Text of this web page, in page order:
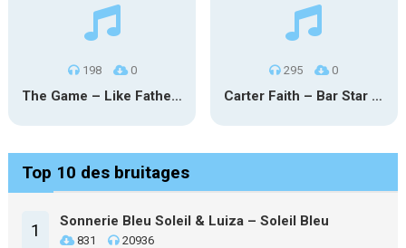
198 0
The Game – Like Father Like Daughter
295 0
Carter Faith – Bar Star Vevo
Top 10 des bruitages
1 Sonnerie Bleu Soleil & Luiza – Soleil Bleu
831 20936